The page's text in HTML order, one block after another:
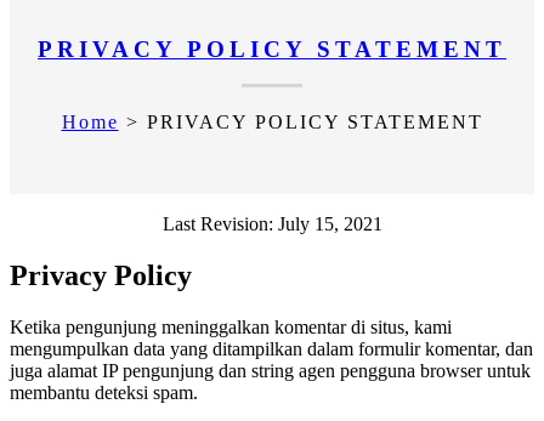
PRIVACY POLICY STATEMENT
Home > PRIVACY POLICY STATEMENT
Last Revision: July 15, 2021
Privacy Policy
Ketika pengunjung meninggalkan komentar di situs, kami
mengumpulkan data yang ditampilkan dalam formulir komentar, dan
juga alamat IP pengunjung dan string agen pengguna browser untuk
membantu deteksi spam.